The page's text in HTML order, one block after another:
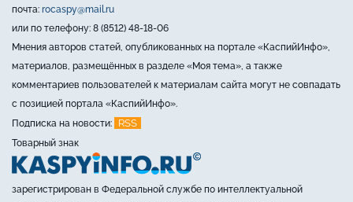
почта: rocaspy@mail.ru
или по телефону: 8 (8512) 48-18-06
Мнения авторов статей, опубликованных на портале «КаспийИнфо»,
материалов, размещённых в разделе «Моя тема», а также
комментариев пользователей к материалам сайта могут не совпадать
с позицией портала «КаспийИнфо».
Подписка на новости:
RSS
Товарный знак
зарегистрирован в Федеральной службе по интеллектуальной